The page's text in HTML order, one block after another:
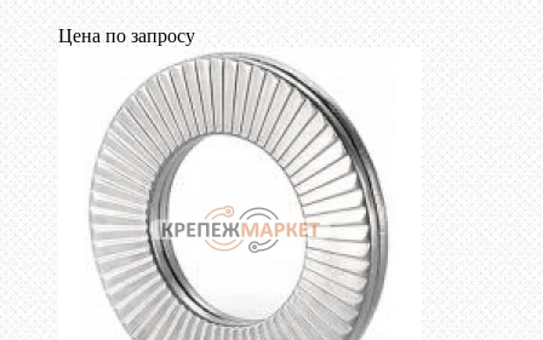
Цена по запросу